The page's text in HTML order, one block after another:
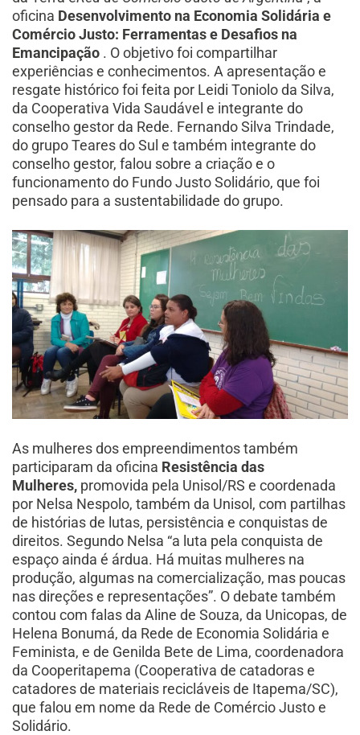
oficina Desenvolvimento na Economia Solidária e
Comércio Justo: Ferramentas e Desafios na
Emancipação . O objetivo foi compartilhar
experiências e conhecimentos. A apresentação e
resgate histórico foi feita por Leidi Toniolo da Silva,
da Cooperativa Vida Saudável e integrante do
conselho gestor da Rede. Fernando Silva Trindade,
do grupo Teares do Sul e também integrante do
conselho gestor, falou sobre a criação e o
funcionamento do Fundo Justo Solidário, que foi
pensado para a sustentabilidade do grupo.
As mulheres dos empreendimentos também
participaram da oficina Resistência das
Mulheres, promovida pela Unisol/RS e coordenada
por Nelsa Nespolo, também da Unisol, com partilhas
de histórias de lutas, persistência e conquistas de
direitos. Segundo Nelsa “a luta pela conquista de
espaço ainda é árdua. Há muitas mulheres na
produção, algumas na comercialização, mas poucas
nas direções e representações”. O debate também
contou com falas da Aline de Souza, da Unicopas, de
Helena Bonumá, da Rede de Economia Solidária e
Feminista, e de Genilda Bete de Lima, coordenadora
da Cooperitapema (Cooperativa de catadoras e
catadores de materiais recicláveis de Itapema/SC),
que falou em nome da Rede de Comércio Justo e
Solidário.